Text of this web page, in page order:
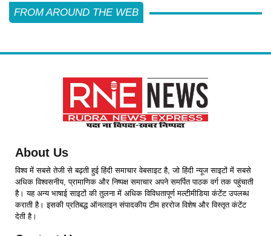
FROM AROUND THE WEB
About Us
विश्व में सबसे तेजी से बढ़ती हुई हिंदी समाचार वेबसाइट है, जो हिंदी न्यूज साइटों में सबसे
अधिक विश्वसनीय, प्रामाणिक और निष्पक्ष समाचार अपने समर्पित पाठक वर्ग तक पहुंचाती
है। यह अन्य भाषाई साइटों की तुलना में अधिक विविधतापूर्ण मल्टीमीडिया कंटेंट उपलब्ध
कराती है। इसकी प्रतिबद्ध ऑनलाइन संपादकीय टीम हररोज विशेष और विस्तृत कंटेंट
देती है।